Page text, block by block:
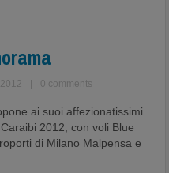
0 comments
ai suoi affezionatissimi
2012, con voli Blue
di Milano Malpensa e